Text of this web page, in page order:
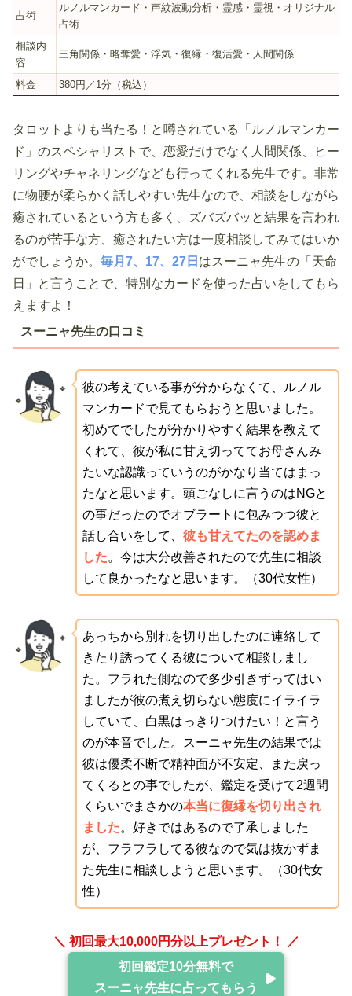
占術
ルノルマンカード・声紋波動分析・霊感・霊視・オリジナル
占術
相談内
容
三角関係・略奪愛・浮気・復縁・復活愛・人間関係
料金 380円／1分（税込）
タロットよりも当たる！と噂されている「ルノルマンカー
ド」のスペシャリストで、恋愛だけでなく人間関係、ヒー
リングやチャネリングなども行ってくれる先生です。非常
に物腰が柔らかく話しやすい先生なので、相談をしながら
癒されているという方も多く、ズバズバッと結果を言われ
るのが苦手な方、癒されたい方は一度相談してみてはいか
がでしょうか。 毎月7、17、27日 はスーニャ先生の「天命
日」と言うことで、特別なカードを使った占いをしてもら
えますよ！
スーニャ先生の口コミ
彼の考えている事が分からなくて、ルノル
マンカードで見てもらおうと思いました。
初めてでしたが分かりやすく結果を教えて
くれて、彼が私に甘え切っててお母さんみ
たいな認識っていうのがかなり当てはまっ
たなと思います。頭ごなしに言うのはNGと
の事だったのでオブラートに包みつつ彼と
話し合いをして、 彼も甘えてたのを認めま
した。今は大分改善されたので先生に相談
して良かったなと思います。（30代女性）
あっちから別れを切り出したのに連絡して
きたり誘ってくる彼について相談しまし
た。フラれた側なので多少引きずってはい
ましたが彼の煮え切らない態度にイライラ
していて、白黒はっきりつけたい！と言う
のが本音でした。スーニャ先生の結果では
彼は優柔不断で精神面が不安定、また戻っ
てくるとの事でしたが、鑑定を受けて2週間
くらいでまさかの本当に復縁を切り出され
ました。好きではあるので了承しました
が、フラフラしてる彼なので気は抜かずま
た先生に相談しようと思います。（30代女
性）
＼ 初回最大10,000円分以上プレゼント！ ／
初回鑑定10分無料で
スーニャ先生に占ってもらう